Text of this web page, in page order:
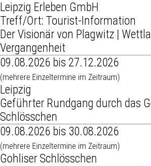
Leipzig Erleben GmbH
Treff/Ort: Tourist-Information
Der Visionär von Plagwitz |
Vergangenheit
09.08.2026 bis 27.12.2026
(mehrere Einzeltermine im Zeitraum)
Leipzig
Geführter Rundgang durch das
Schlösschen
09.08.2026 bis 30.08.2026
(mehrere Einzeltermine im Zeitraum)
Gohliser Schlösschen